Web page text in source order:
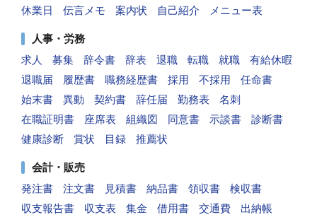
休業日
伝言メモ 案内状 自己紹介 メニュー表
人事・労務
求人
募集 辞令書 辞表 退職 転職 就職
有給休暇
退職届
履歴書 職務経歴書 採用 不採用
任命書
始末書
異動 契約書 辞任届 勤務表
名刺
在職証明書
座席表 組織図 同意書 示談書
診断書
健康診断
賞状 目録 推薦状
会計・販売
発注書
注文書 見積書 納品書 領収書
検収書
収支報告書
収支表 集金 借用書 交通費
出納帳